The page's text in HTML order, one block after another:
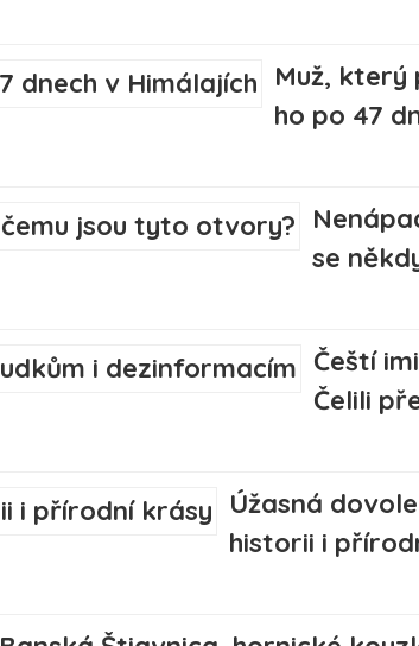
Muž, který
ho po 47
se
Čeští
Čelili
Úžasná
historii i